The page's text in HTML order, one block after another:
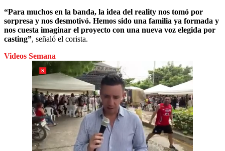
“Para muchos en la banda, la idea del reality nos tomó por
sorpresa y nos desmotivó. Hemos sido una familia ya formada y
nos cuesta imaginar el proyecto con una nueva voz elegida por
casting”, señaló el corista.
Videos Semana